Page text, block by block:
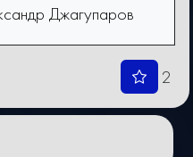
Джагупаров
2